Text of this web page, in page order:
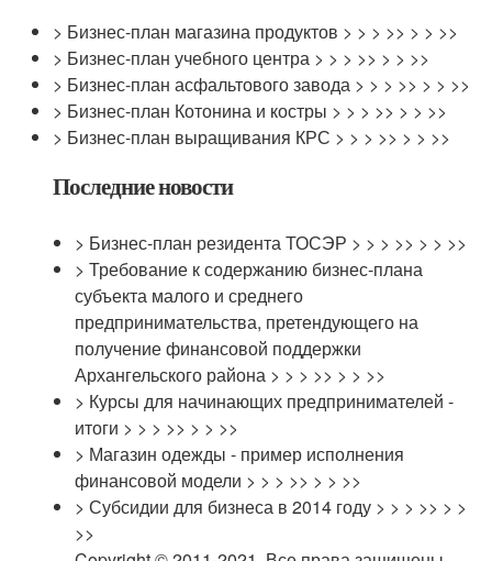
> Бизнес-план магазина продуктов > > > >> > > >>
> Бизнес-план учебного центра > > > >> > > >>
> Бизнес-план асфальтового завода > > > >> > > >>
> Бизнес-план Котонина и костры > > > >> > > >>
> Бизнес-план выращивания КРС > > > >> > > >>
Последние новости
> Бизнес-план резидента ТОСЭР > > > >> > > >>
> Требование к содержанию бизнес-плана
субъекта малого и среднего
предпринимательства, претендующего на
получение финансовой поддержки
Архангельского района > > > >> > > >>
> Курсы для начинающих предпринимателей -
итоги > > > >> > > >>
> Магазин одежды - пример исполнения
финансовой модели > > > >> > > >>
> Субсидии для бизнеса в 2014 году > > > >> > >
>>